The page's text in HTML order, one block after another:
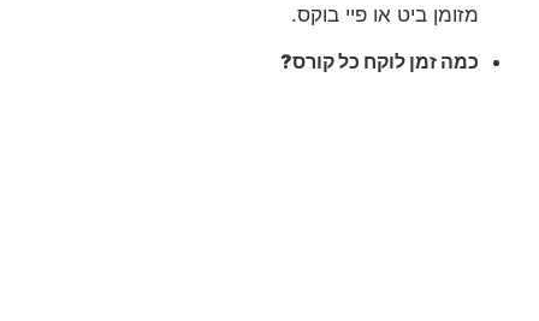
מזומן ביט או פיי בוקס.
כמה זמן לוקח כל קורס?